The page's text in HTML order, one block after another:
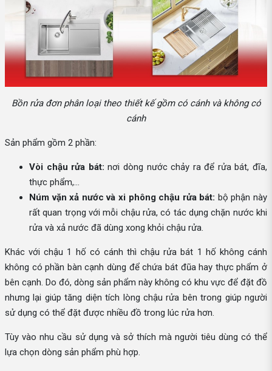
Bồn rửa đơn phân loại theo thiết kế gồm có cánh và không có
cánh
Sản phẩm gồm 2 phần:
Vòi chậu rửa bát: nơi dòng nước chảy ra để rửa bát, đĩa,
thực phẩm,...
Núm vặn xả nước và xi phông chậu rửa bát: bộ phận này
rất quan trọng với mỗi chậu rửa, có tác dụng chặn nước khi
rửa và xả nước đã dùng xong khỏi chậu rửa.
Khác với chậu 1 hố có cánh thì chậu rửa bát 1 hố không cánh
không có phần bàn cạnh dùng để chứa bát đũa hay thực phẩm ở
bên cạnh. Do đó, dòng sản phẩm này không có khu vực để đặt đồ
nhưng lại giúp tăng diện tích lòng chậu rửa bên trong giúp người
sử dụng có thể đặt được nhiều đồ trong lúc rửa hơn.
Tùy vào nhu cầu sử dụng và sở thích mà người tiêu dùng có thể
lựa chọn dòng sản phẩm phù hợp.